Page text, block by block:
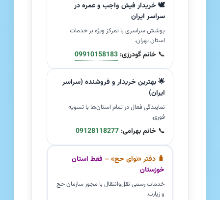
🕊️ خریدار فیش واجب و عمره در
سراسر ایران
پوشش سراسری با تمرکز ویژه بر خدمات
استان تهران.
📞 خانم گودرزی: 09910158183
🌟 بهترین خریدار و فروشنده (سراسر
ایران)
نمایندگی فعال در تمام استان‌ها با تسویه
فوری.
📞 خانم بهرامی: 09128118277
🧳 دفتر «نوای حج» – فقط استان
خوزستان
خدمات رسمی نقل‌وانتقال با مجوز سازمان حج
و زیارت.